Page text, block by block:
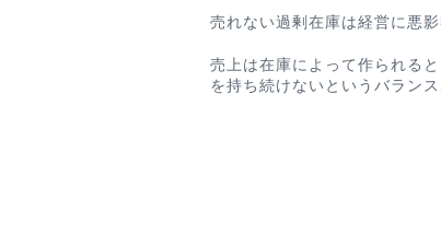
売れない過剰在庫は経営に悪
売上は在庫によって作られる
を持ち続けないというバラン